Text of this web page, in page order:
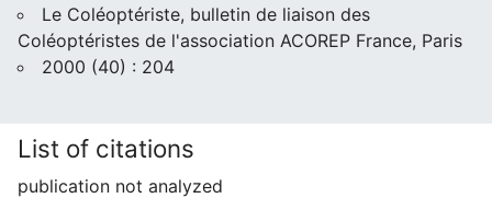
Le Coléoptériste, bulletin de liaison des
Coléoptéristes de l'association ACOREP France, Paris
2000 (40) : 204
List of citations
publication not analyzed